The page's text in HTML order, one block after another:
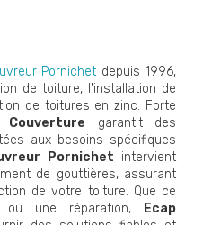
Pornichet depuis 1996,
de toiture, l'installation de
de toitures en zinc. Forte
Couverture garantit des
aux besoins spécifiques
Pornichet intervient
de gouttières, assurant
de votre toiture. Que ce
ou une réparation,
Ecap